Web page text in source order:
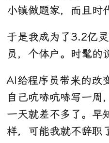
小镇做题家，而且时
于是我成为了3.2亿
员，个体户。时髦的
AI给程序员带来的改
自己吭哧吭哧写一周
一天就差不多了。早
样，可能我就不辞职